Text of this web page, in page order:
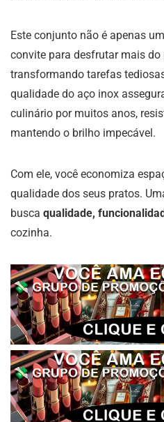
Este conjunto não é apenas
convite para desfrutar mais do
transformando tarefas
qualidade do aço inox
culinário por muitos anos,
mantendo o brilho impecável.
Com ele, você economiza
qualidade dos seus pratos.
busca qualidade,
cozinha.